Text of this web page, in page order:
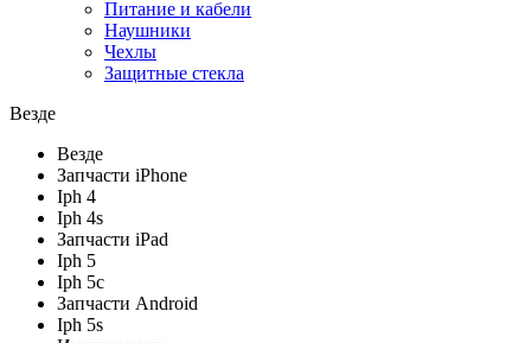
Питание и кабели
Наушники
Чехлы
Защитные стекла
Везде
Везде
Запчасти iPhone
Iph 4
Iph 4s
Запчасти iPad
Iph 5
Iph 5c
Запчасти Android
Iph 5s